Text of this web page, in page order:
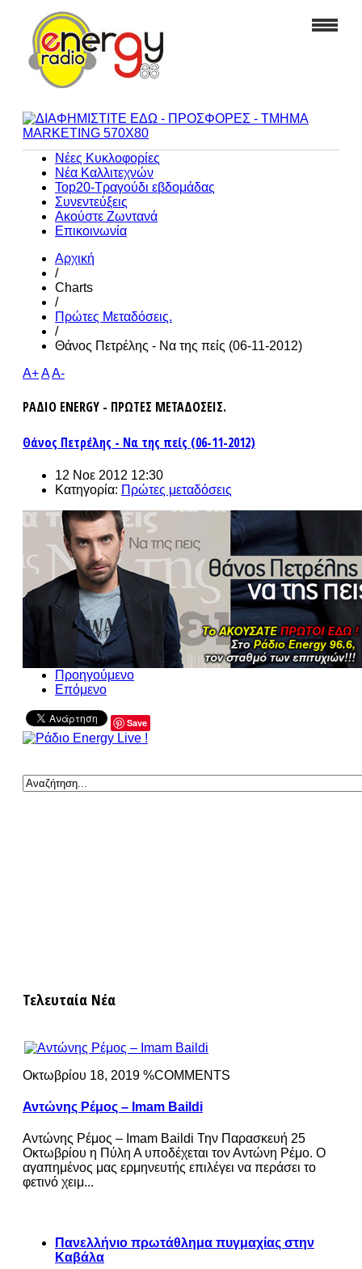
Νέες Κυκλοφορίες
Νέα Καλλιτεχνών
Top20-Τραγούδι εβδομάδας
Συνεντεύξεις
Ακούστε Ζωντανά
Επικοινωνία
Αρχική
/
Charts
/
Πρώτες Μεταδόσεις.
/
Θάνος Πετρέλης - Να της πείς (06-11-2012)
A+AA-
ΡΑΔΙΟ ENERGY - ΠΡΩΤΕΣ ΜΕΤΑΔΟΣΕΙΣ.
Θάνος Πετρέλης - Να της πείς (06-11-2012)
12 Νοε 2012 12:30
Κατηγορία: Πρώτες μεταδόσεις
Προηγούμενο
Επόμενο
Save
Τελευταία Νέα
Οκτωβρίου 18, 2019 %COMMENTS
Αντώνης Ρέμος – Imam Baildi
Αντώνης Ρέμος – Imam Baildi Την Παρασκευή 25
Οκτωβρίου η Πύλη Α υποδέχεται τον Αντώνη Ρέμο. Ο
αγαπημένος μας ερμηνευτής επιλέγει να περάσει το
φετινό χειμ...
Πανελλήνιο πρωτάθλημα πυγμαχίας στην
Καβάλα